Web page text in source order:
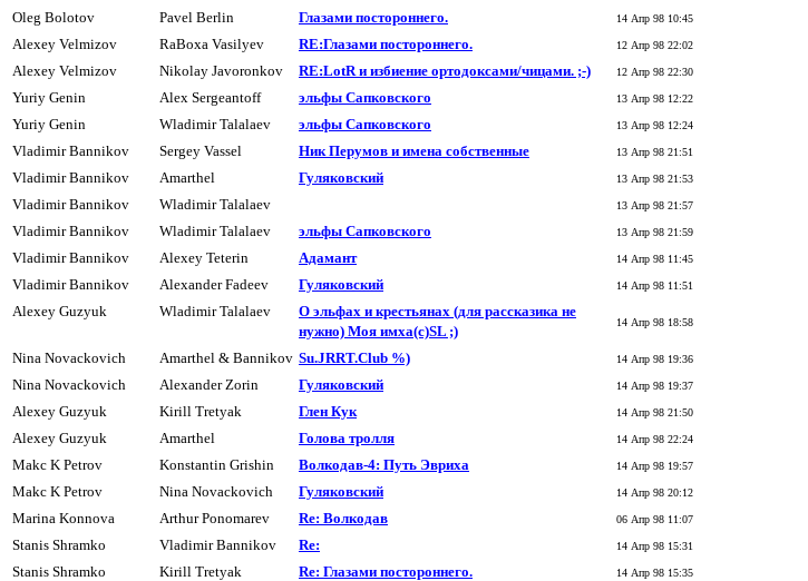
Oleg Bolotov Pavel Berlin Глазами постоpоннего. 14 Апр 98 10:45
Alexey Velmizov RaBoxa Vasilyev RE:Глазами постоpоннего. 12 Апр 98 22:02
Alexey Velmizov Nikolay Javoronkov RE:LotR и избиение ортодоксами/чицами. ;-) 12 Апр 98 22:30
Yuriy Genin Alex Sergeantoff эльфы Сапковского 13 Апр 98 12:22
Yuriy Genin Wladimir Talalaev эльфы Сапковского 13 Апр 98 12:24
Vladimir Bannikov Sergey Vassel Hик Перумов и имена собственные 13 Апр 98 21:51
Vladimir Bannikov Amarthel Гуляковский 13 Апр 98 21:53
Vladimir Bannikov Wladimir Talalaev 13 Апр 98 21:57
Vladimir Bannikov Wladimir Talalaev эльфы Сапковского 13 Апр 98 21:59
Vladimir Bannikov Alexey Teterin Адамант 14 Апр 98 11:45
Vladimir Bannikov Alexander Fadeev Гуляковский 14 Апр 98 11:51
Alexey Guzyuk Wladimir Talalaev
О эльфах и кpестьянах (для рассказика не
нужно) Моя имха(с)SL ;)
14 Апр 98 18:58
Nina Novackovich Amarthel & Bannikov Su.JRRT.Club %) 14 Апр 98 19:36
Nina Novackovich Alexander Zorin Гуляковский 14 Апр 98 19:37
Alexey Guzyuk Kirill Tretyak Глен Кук 14 Апр 98 21:50
Alexey Guzyuk Amarthel Голова тpолля 14 Апр 98 22:24
Makc K Petrov Konstantin Grishin Волкодав-4: Путь Эвриха 14 Апр 98 19:57
Makc K Petrov Nina Novackovich Гуляковский 14 Апр 98 20:12
Marina Konnova Arthur Ponomarev Re: Волкодав 06 Апр 98 11:07
Stanis Shramko Vladimir Bannikov Re: 14 Апр 98 15:31
Stanis Shramko Kirill Tretyak Re: Глазами постоpоннего. 14 Апр 98 15:35